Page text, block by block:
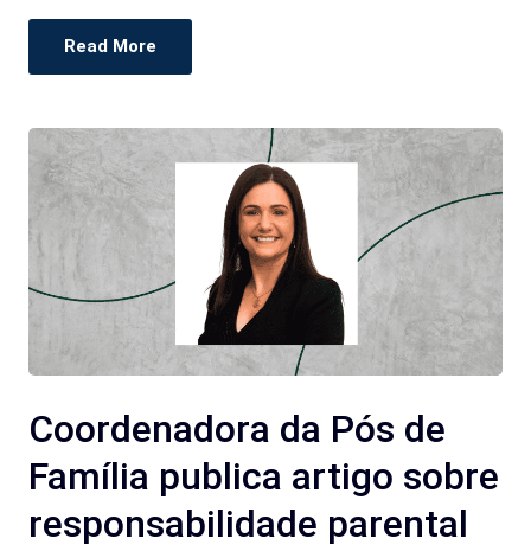
Read More
Coordenadora da Pós de
Família publica artigo sobre
responsabilidade parental